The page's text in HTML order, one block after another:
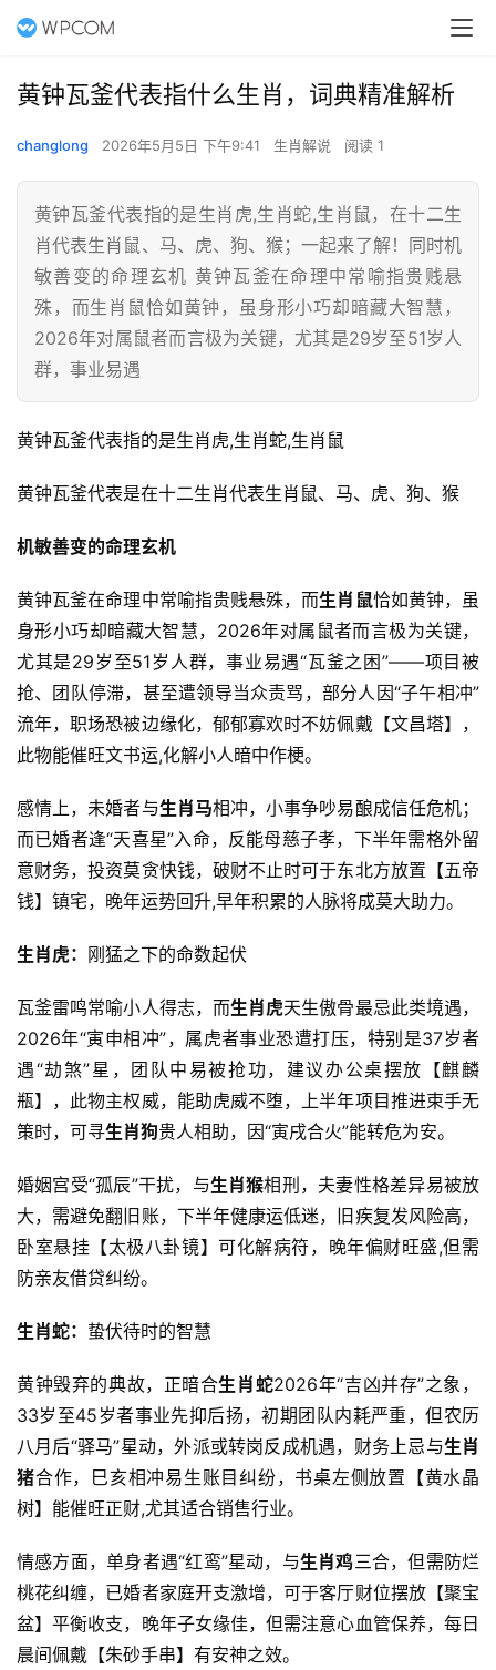
黄钟瓦釜代表指什么生肖，词典精准解析
changlong 2026年5月5日 下午9:41 生肖解说 阅读 1
黄钟瓦釜代表指的是生肖虎,生肖蛇,生肖鼠，在十二生
肖代表生肖鼠、马、虎、狗、猴；一起来了解！同时机
敏善变的命理玄机 黄钟瓦釜在命理中常喻指贵贱悬
殊，而生肖鼠恰如黄钟，虽身形小巧却暗藏大智慧，
2026年对属鼠者而言极为关键，尤其是29岁至51岁人
群，事业易遇
黄钟瓦釜代表指的是生肖虎,生肖蛇,生肖鼠
黄钟瓦釜代表是在十二生肖代表生肖鼠、马、虎、狗、猴
机敏善变的命理玄机
黄钟瓦釜在命理中常喻指贵贱悬殊，而生肖鼠恰如黄钟，虽
身形小巧却暗藏大智慧，2026年对属鼠者而言极为关键，
尤其是29岁至51岁人群，事业易遇“瓦釜之困”——项目被
抢、团队停滞，甚至遭领导当众责骂，部分人因“子午相冲”
流年，职场恐被边缘化，郁郁寡欢时不妨佩戴【文昌塔】，
此物能催旺文书运,化解小人暗中作梗。
感情上，未婚者与生肖马相冲，小事争吵易酿成信任危机；
而已婚者逢“天喜星”入命，反能母慈子孝，下半年需格外留
意财务，投资莫贪快钱，破财不止时可于东北方放置【五帝
钱】镇宅，晚年运势回升,早年积累的人脉将成莫大助力。
生肖虎： 刚猛之下的命数起伏
瓦釜雷鸣常喻小人得志，而生肖虎天生傲骨最忌此类境遇，
2026年“寅申相冲”，属虎者事业恐遭打压，特别是37岁者
遇“劫煞”星，团队中易被抢功，建议办公桌摆放【麒麟
瓶】，此物主权威，能助虎威不堕，上半年项目推进束手无
策时，可寻生肖狗贵人相助，因“寅戌合火”能转危为安。
婚姻宫受“孤辰”干扰，与生肖猴相刑，夫妻性格差异易被放
大，需避免翻旧账，下半年健康运低迷，旧疾复发风险高，
卧室悬挂【太极八卦镜】可化解病符，晚年偏财旺盛,但需
防亲友借贷纠纷。
生肖蛇： 蛰伏待时的智慧
黄钟毁弃的典故，正暗合生肖蛇2026年“吉凶并存”之象，
33岁至45岁者事业先抑后扬，初期团队内耗严重，但农历
八月后“驿马”星动，外派或转岗反成机遇，财务上忌与生肖
猪合作，巳亥相冲易生账目纠纷，书桌左侧放置【黄水晶
树】能催旺正财,尤其适合销售行业。
情感方面，单身者遇“红鸾”星动，与生肖鸡三合，但需防烂
桃花纠缠，已婚者家庭开支激增，可于客厅财位摆放【聚宝
盆】平衡收支，晚年子女缘佳，但需注意心血管保养，每日
晨间佩戴【朱砂手串】有安神之效。